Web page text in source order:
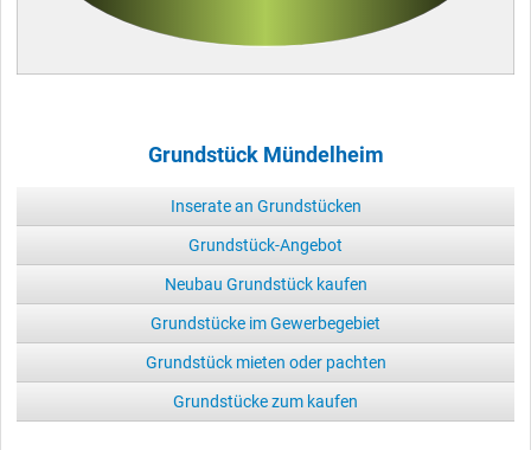
Grundstück Mündelheim
Inserate an Grundstücken
Grundstück-Angebot
Neubau Grundstück kaufen
Grundstücke im Gewerbegebiet
Grundstück mieten oder pachten
Grundstücke zum kaufen